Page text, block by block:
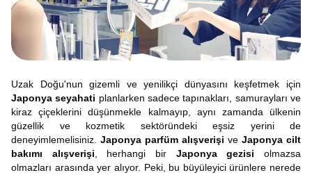
Uzak Doğu'nun gizemli ve yenilikçi dünyasını keşfetmek için
Japonya seyahati planlarken sadece tapınakları, samurayları ve
kiraz çiçeklerini düşünmekle kalmayıp, aynı zamanda ülkenin
güzellik ve kozmetik sektöründeki eşsiz yerini de
deneyimlemelisiniz. Japonya parfüm alışverişi ve Japonya cilt
bakımı alışverişi , herhangi bir Japonya gezisi olmazsa
olmazları arasında yer alıyor. Peki, bu büyüleyici ürünlere nerede